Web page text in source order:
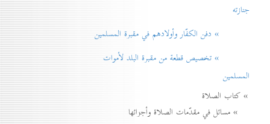
جنازته
» دفن الكفّار وأولادهم في مقبرة المسلمين
» تخصيص قطعة من مقبرة البلد لأموات
المسلمين
» كتاب الصلاة
» مسائل في مقدّمات الصلاة وأجزائها